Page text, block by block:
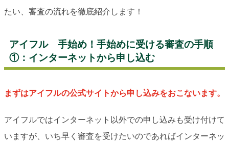
たい、審査の流れを徹底紹介します！
アイフル 手始め！手始めに受ける審査の手順
①：インターネットから申し込む
まずはアイフルの公式サイトから申し込みをおこないます。
アイフルではインターネット以外での申し込みも受け付けて
いますが、いち早く審査を受けたいのであればインターネッ